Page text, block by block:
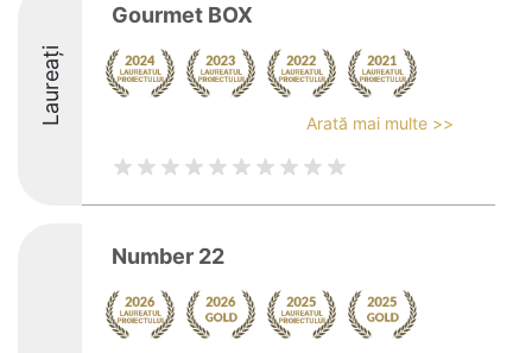
Laureați
Gourmet BOX
Arată mai multe >>
Number 22